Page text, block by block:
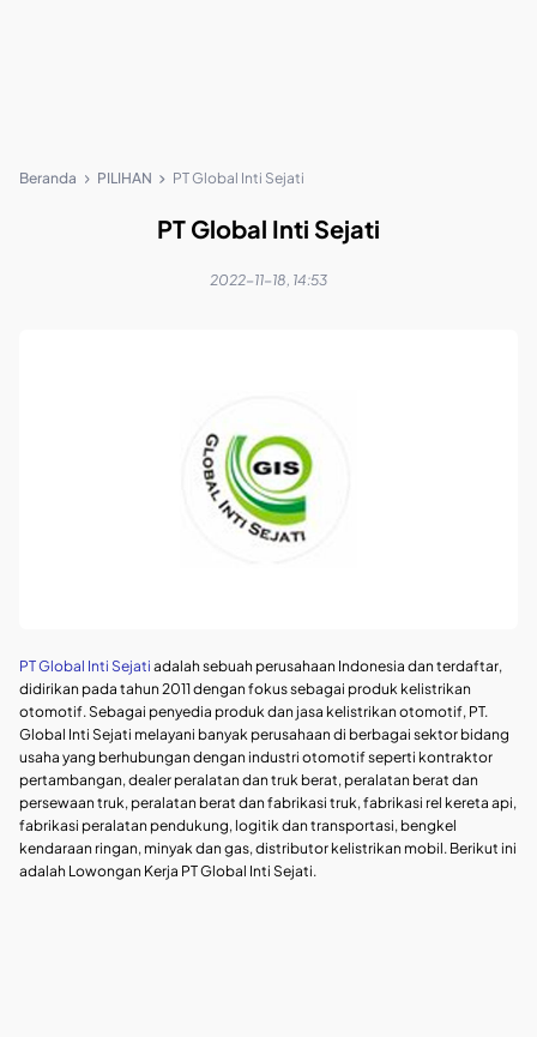
Beranda PILIHAN PT Global Inti Sejati
PT Global Inti Sejati
2022-11-18, 14:53
PT Global Inti Sejati adalah sebuah perusahaan Indonesia dan terdaftar,
didirikan pada tahun 2011 dengan fokus sebagai produk kelistrikan
otomotif. Sebagai penyedia produk dan jasa kelistrikan otomotif, PT.
Global Inti Sejati melayani banyak perusahaan di berbagai sektor bidang
usaha yang berhubungan dengan industri otomotif seperti kontraktor
pertambangan, dealer peralatan dan truk berat, peralatan berat dan
persewaan truk, peralatan berat dan fabrikasi truk, fabrikasi rel kereta api,
fabrikasi peralatan pendukung, logitik dan transportasi, bengkel
kendaraan ringan, minyak dan gas, distributor kelistrikan mobil. Berikut ini
adalah Lowongan Kerja PT Global Inti Sejati.